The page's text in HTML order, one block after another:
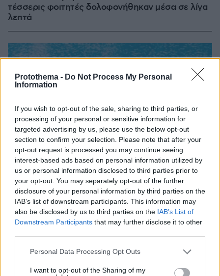
Protothema - Do Not Process My Personal
Information
If you wish to opt-out of the sale, sharing to third parties, or
processing of your personal or sensitive information for
targeted advertising by us, please use the below opt-out
section to confirm your selection. Please note that after your
opt-out request is processed you may continue seeing
interest-based ads based on personal information utilized by
us or personal information disclosed to third parties prior to
your opt-out. You may separately opt-out of the further
disclosure of your personal information by third parties on the
IAB’s list of downstream participants. This information may
also be disclosed by us to third parties on the IAB’s List of
Downstream Participants that may further disclose it to other
Please note that this website/app uses one or more Google
not limited to your visit or usage behaviour. You may click to
Personal Data Processing Opt Outs
I want to opt-out of the Sharing of my
τέσσερις φοιτητές δολοφονήθηκαν μέσα σε λίγα
λεπτά
Χωρίς ναυαγοσώστη ήταν το beach bar στην Πάρο
09.08.2026, 09:28